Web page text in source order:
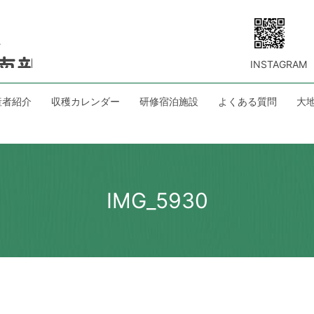
紹介 収穫カレンダー 研修宿泊施設 よくある質問 大
INSTAGRAM
IMG_5930